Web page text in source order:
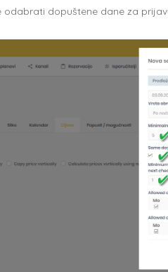
odabrati dopuštene dane za